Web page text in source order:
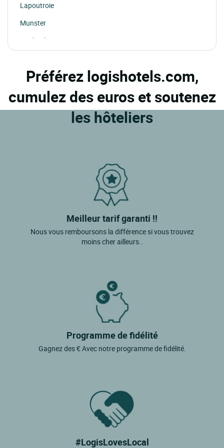
Lapoutroie
Munster
Murbach
Thann
Turckheim
Wahlbach
Préférez logishotels.com,
cumulez des euros et soutenez
les hôteliers
Meilleur tarif garanti !!
Nous vous remboursons la différence si vous trouvez
moins cher ailleurs..
Programme de fidélité
Gagnez des € Avec notre programme de fidélité.
#LogisLovesLocal